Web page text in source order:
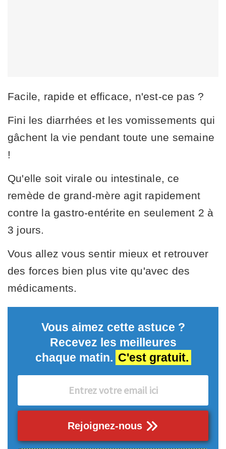
Facile, rapide et efficace, n'est-ce pas ?
Fini les diarrhées et les vomissements qui
gâchent la vie pendant toute une semaine
!
Qu'elle soit virale ou intestinale, ce
remède de grand-mère agit rapidement
contre la gastro-entérite en seulement 2 à
3 jours.
Vous allez vous sentir mieux et retrouver
des forces bien plus vite qu'avec des
médicaments.
Vous aimez cette astuce ?
Recevez les meilleures
chaque matin. C'est gratuit.
Rejoignez-nous